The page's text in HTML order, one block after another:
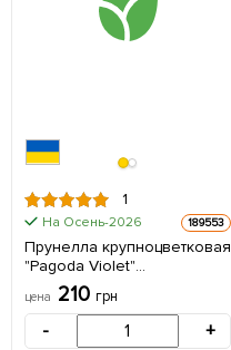
1
На Осень-2026 189553
Прунелла крупноцветковая
"Pagoda Violet"
(Черноголовка
морозостойкая) 1 саженец
цена 210 грн
- +